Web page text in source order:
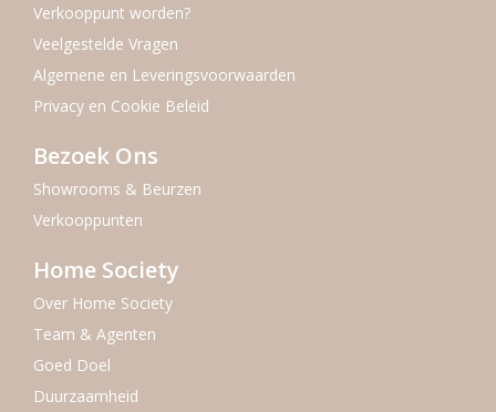
Verkooppunt worden?
Veelgestelde Vragen
Algemene en Leveringsvoorwaarden
Privacy en Cookie Beleid
Bezoek Ons
Showrooms & Beurzen
Verkooppunten
Home Society
Over Home Society
Team & Agenten
Goed Doel
Duurzaamheid